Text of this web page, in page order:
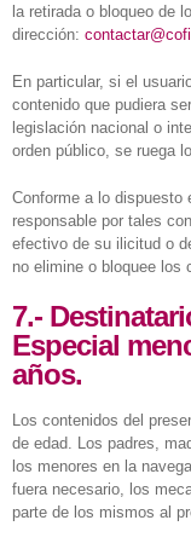
la retirada o bloqueo de
dirección:
En particular, si el
contenido que pudiera
legislación nacional o
orden público, se ruega
Conforme a lo dispuesto
responsable por tales
efectivo de su ilicitud o
no elimine o bloquee los
7.-
Especial
años.
Los contenidos del
de edad. Los padres,
los menores en la
fuera necesario, los
parte de los mismos al